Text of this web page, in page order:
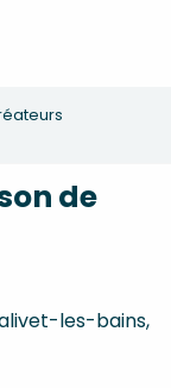
de
les-bains,